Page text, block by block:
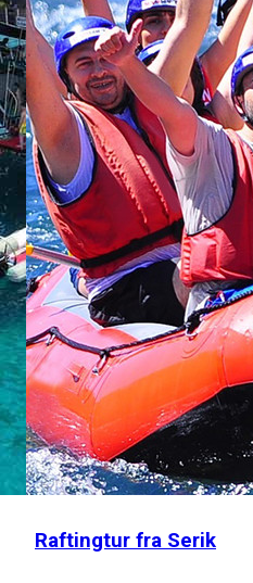
Raftingtur fra Serik